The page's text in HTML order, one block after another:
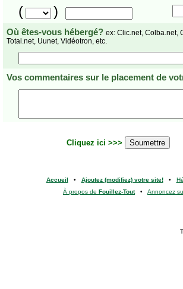
( )
Où êtes-vous hébergé? ex: Clic.net, Colba.net,
Total.net, Uunet, Vidéotron, etc.
Vos commentaires sur le placement de
Cliquez ici >>>
Accueil • Ajoutez (modifiez) votre site!•
À propos de Fouillez-Tout• Annoncez